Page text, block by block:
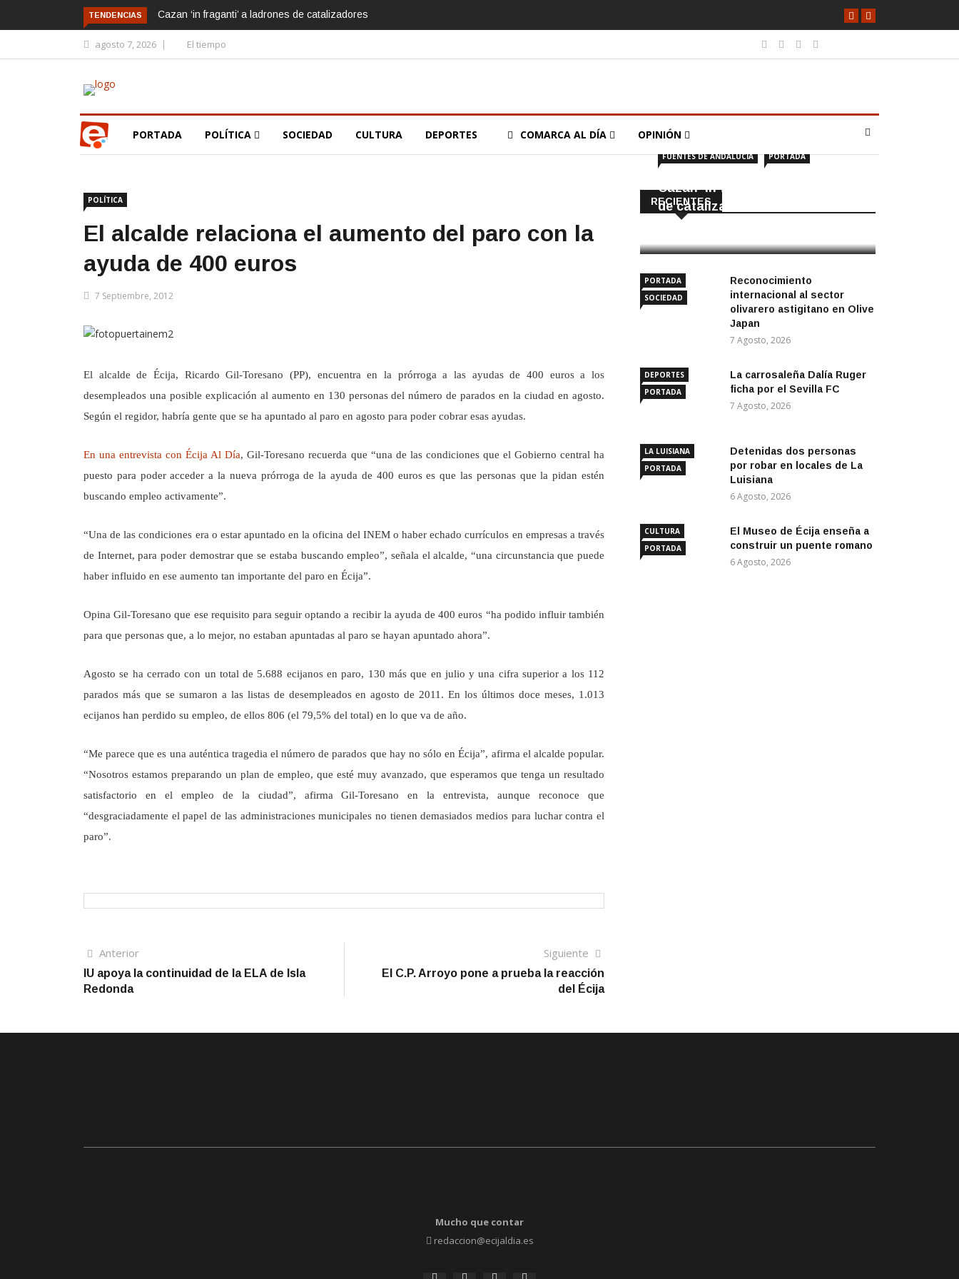
TENDENCIAS Cazan ‘in fraganti’ a ladrones de catalizadores
agosto 7, 2026 El tiempo
PORTADA POLÍTICA SOCIEDAD CULTURA DEPORTES COMARCA AL DÍA OPINIÓN
POLÍTICA
El alcalde relaciona el aumento del paro con la
ayuda de 400 euros
7 Septiembre, 2012
El alcalde de Écija, Ricardo Gil-Toresano (PP), encuentra en la prórroga a las ayudas de 400 euros a los
desempleados una posible explicación al aumento en 130 personas del número de parados en la ciudad en agosto.
Según el regidor, habría gente que se ha apuntado al paro en agosto para poder cobrar esas ayudas.
En una entrevista con Écija Al Día, Gil-Toresano recuerda que “una de las condiciones que el Gobierno central ha
puesto para poder acceder a la nueva prórroga de la ayuda de 400 euros es que las personas que la pidan estén
buscando empleo activamente”.
“Una de las condiciones era o estar apuntado en la oficina del INEM o haber echado currículos en empresas a través
de Internet, para poder demostrar que se estaba buscando empleo”, señala el alcalde, “una circunstancia que puede
haber influido en ese aumento tan importante del paro en Écija”.
Opina Gil-Toresano que ese requisito para seguir optando a recibir la ayuda de 400 euros “ha podido influir también
para que personas que, a lo mejor, no estaban apuntadas al paro se hayan apuntado ahora”.
Agosto se ha cerrado con un total de 5.688 ecijanos en paro, 130 más que en julio y una cifra superior a los 112
parados más que se sumaron a las listas de desempleados en agosto de 2011. En los últimos doce meses, 1.013
ecijanos han perdido su empleo, de ellos 806 (el 79,5% del total) en lo que va de año.
“Me parece que es una auténtica tragedia el número de parados que hay no sólo en Écija”, afirma el alcalde popular.
“Nosotros estamos preparando un plan de empleo, que esté muy avanzado, que esperamos que tenga un resultado
satisfactorio en el empleo de la ciudad”, afirma Gil-Toresano en la entrevista, aunque reconoce que
“desgraciadamente el papel de las administraciones municipales no tienen demasiados medios para luchar contra el
paro”.
Navegación
de
AnteriorArtículo
anterior
IU apoya la continuidad de la ELA de Isla
Redonda
Siguiente
El C.P. Arroyo pone a prueba la reacción
del Écija
RECIENTES
FUENTES DE ANDALUCÍA PORTADA
Cazan ‘in fraganti’ a ladrones
de catalizadores
PORTADA
SOCIEDAD
Reconocimiento
internacional al sector
olivarero astigitano en Olive
Japan
7 Agosto, 2026
DEPORTES
PORTADA
La carrosaleña Dalía Ruger
ficha por el Sevilla FC
7 Agosto, 2026
LA LUISIANA
PORTADA
Detenidas dos personas
por robar en locales de La
Luisiana
6 Agosto, 2026
CULTURA
PORTADA
El Museo de Écija enseña a
construir un puente romano
6 Agosto, 2026
Mucho que contar
redaccion@ecijaldia.es